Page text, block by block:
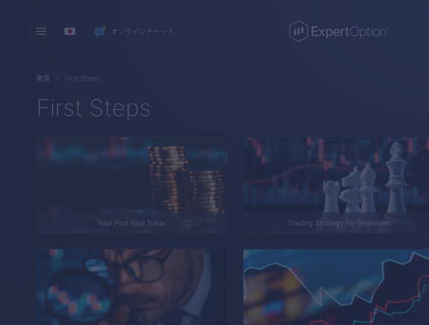
オンラインチャット
教育 First Steps
First Steps
Your First Real Trade Trading Strategy for Beginners